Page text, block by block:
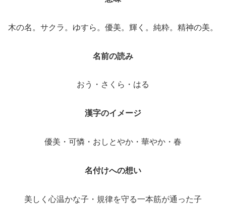
木の名。サクラ。ゆすら。優美。輝く。純粋。精神の美。
名前の読み
おう・さくら・はる
漢字のイメージ
優美・可憐・おしとやか・華やか・春
名付けへの想い
美しく心温かな子・規律を守る一本筋が通った子